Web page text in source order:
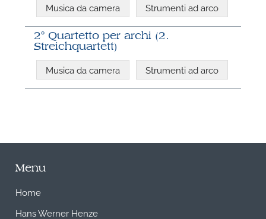
Musica da camera Strumenti ad arco
2° Quartetto per archi (2.
Streichquartett)
Musica da camera Strumenti ad arco
Menu
Home
Hans Werner Henze